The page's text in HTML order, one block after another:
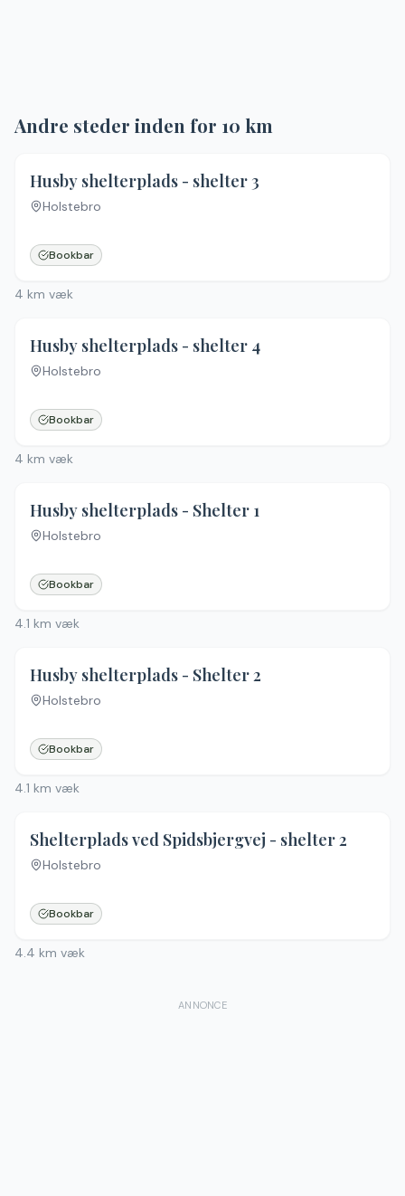
Andre steder inden for 10 km
Husby shelterplads - shelter 3
Holstebro
Bookbar
4 km væk
Husby shelterplads - shelter 4
Holstebro
Bookbar
4 km væk
Husby shelterplads - Shelter 1
Holstebro
Bookbar
4.1 km væk
Husby shelterplads - Shelter 2
Holstebro
Bookbar
4.1 km væk
5.0
Shelterplads ved Spidsbjergvej - shelter 2
Holstebro
Bookbar
4.4 km væk
ANNONCE